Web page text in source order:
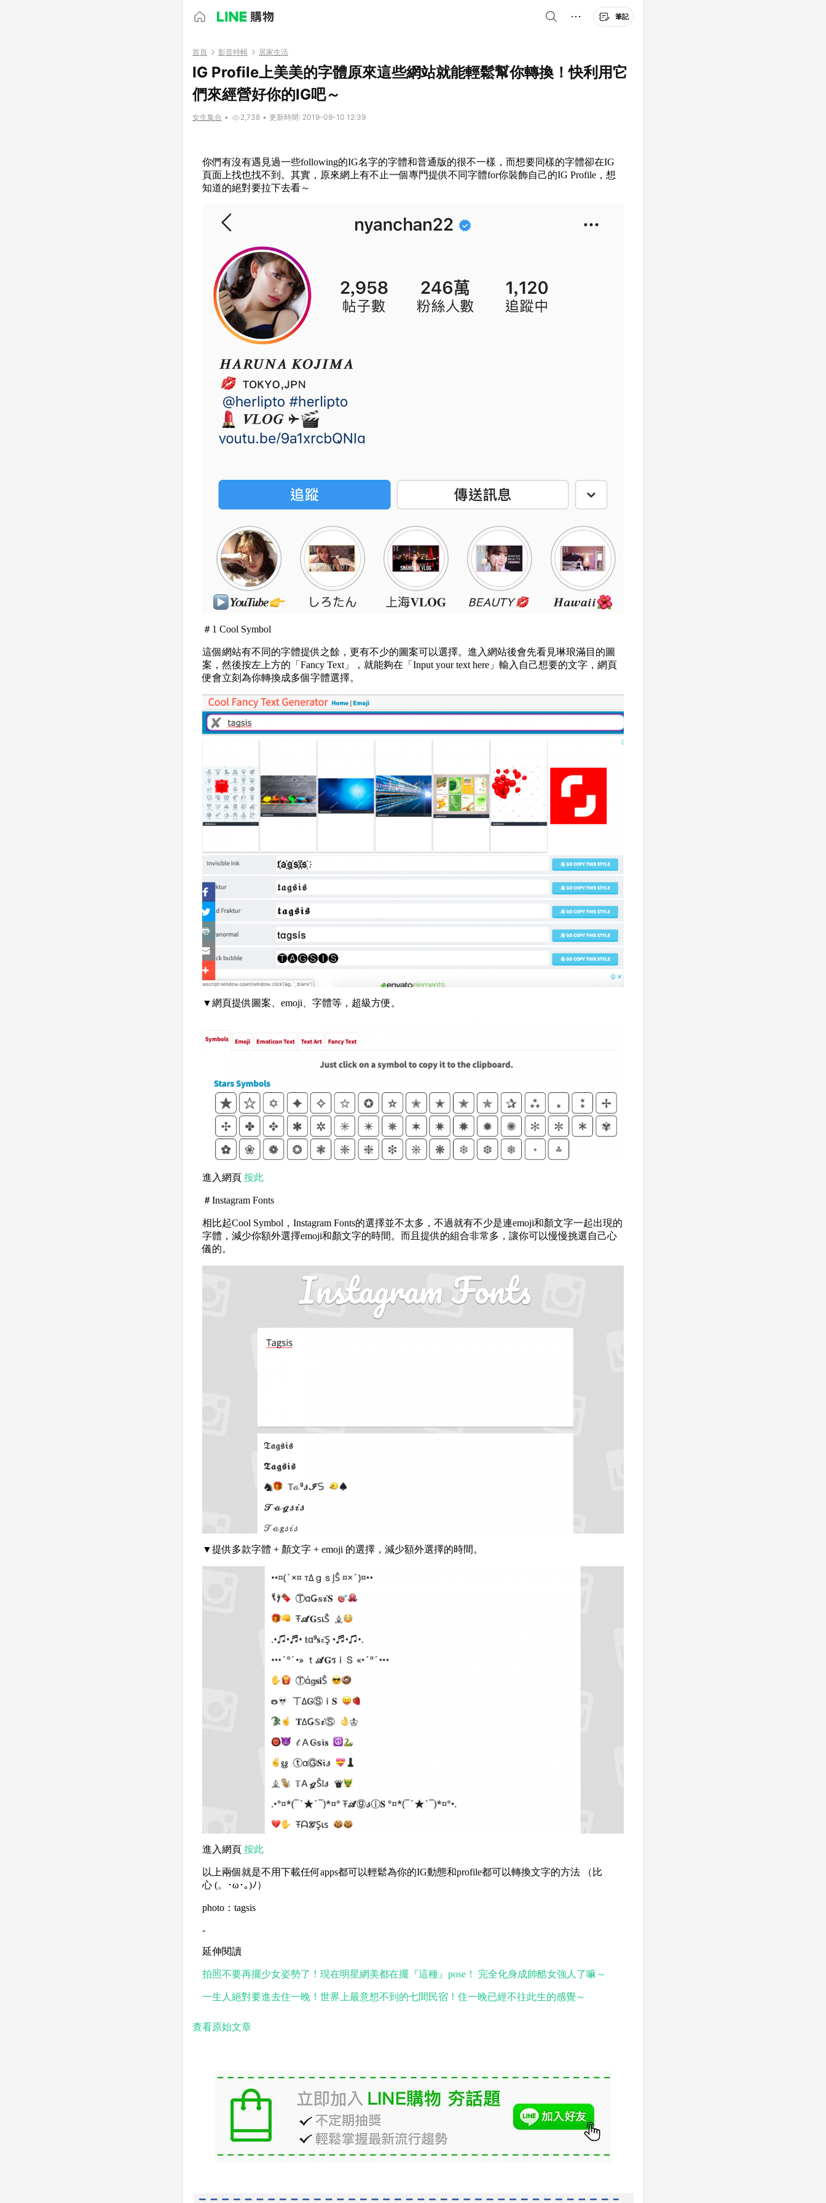
筆記
首頁 影音特輯 居家生活
IG Profile上美美的字體原來這些網站就能輕鬆幫你轉換！快利用它
們來經營好你的IG吧～
女生集合 • 2,738 • 更新時間: 2019-09-10 12:39
你們有沒有遇見過一些following的IG名字的字體和普通版的很不一樣，而想要同樣的字體卻在IG
頁面上找也找不到。其實，原來網上有不止一個專門提供不同字體for你裝飾自己的IG Profile，想
知道的絕對要拉下去看～
＃1 Cool Symbol
這個網站有不同的字體提供之餘，更有不少的圖案可以選擇。進入網站後會先看見琳琅滿目的圖
案，然後按左上方的「Fancy Text」，就能夠在「Input your text here」輸入自己想要的文字，網頁
便會立刻為你轉換成多個字體選擇。
▼網頁提供圖案、emoji、字體等，超級方便。
進入網頁 按此
＃Instagram Fonts
相比起Cool Symbol，Instagram Fonts的選擇並不太多，不過就有不少是連emoji和顏文字一起出現的
字體，減少你額外選擇emoji和顏文字的時間。而且提供的組合非常多，讓你可以慢慢挑選自己心
儀的。
▼提供多款字體 + 顏文字 + emoji 的選擇，減少額外選擇的時間。
進入網頁 按此
以上兩個就是不用下載任何apps都可以輕鬆為你的IG動態和profile都可以轉換文字的方法 （比
心 (。･ω･｡)ﾉ）
photo：tagsis
-
延伸閱讀
拍照不要再擺少女姿勢了！現在明星網美都在擺『這種』pose！ 完全化身成帥酷女強人了嘛～
一生人絕對要進去住一晚！世界上最意想不到的七間民宿！住一晚已經不往此生的感覺～
查看原始文章